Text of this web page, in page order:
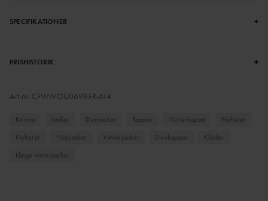
SPECIFIKATIONER +
PRISHISTORIK +
Art.nr. CFWWOU0698FR-614
Kvinna Jackor Dunjackor Kappor Vinterkappa
Nyheter
Nyheter
Höstjackor Vinterjackor Dunkappor
Kläder
Långa vinterjackor